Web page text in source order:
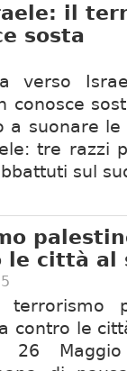
il
sosta
verso
conosce
a suonare
tre razzi
sul
le città al
terrorismo
contro le
26